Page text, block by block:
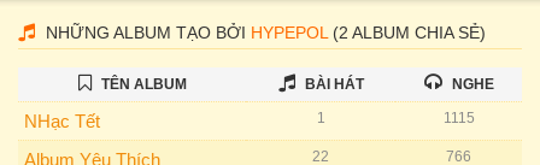
NHỮNG ALBUM TẠO BỞI HYPEPOL (2 ALBUM CHIA SẺ)
TÊN ALBUM BÀI HÁT NGHE
NHạc Tết 1 1115
Album Yêu Thích 22 766